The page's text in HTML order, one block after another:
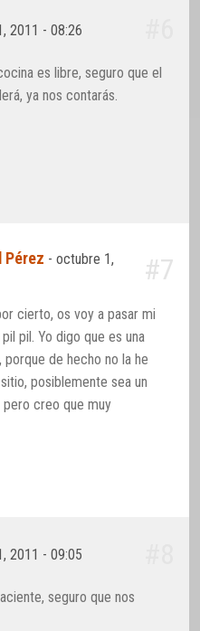
2011 - 08:26
es libre, seguro que el
ya nos contarás.
Pérez -octubre 1,
#7
cierto, os voy a pasar mi
pil. Yo digo que es una
de hecho no la he
posiblemente sea un
pero creo que muy
2011 - 09:05
seguro que nos